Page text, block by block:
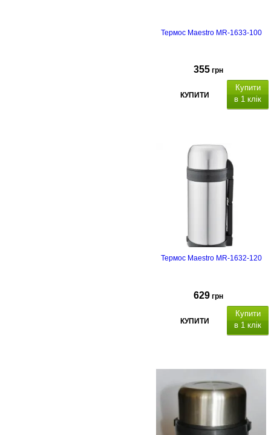
Термос Maestro MR-1633-100
355 грн
КУПИТИ
Купити
в 1 клік
Термос Maestro MR-1632-120
629 грн
КУПИТИ
Купити
в 1 клік